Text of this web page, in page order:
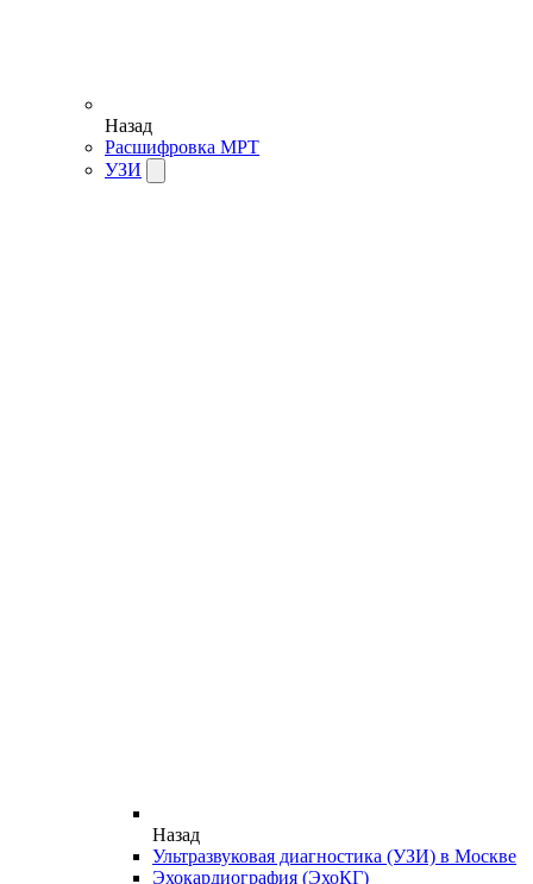
Назад
Расшифровка МРТ
УЗИ
Назад
Ультразвуковая диагностика (УЗИ) в Москве
Эхокардиография (ЭхоКГ)